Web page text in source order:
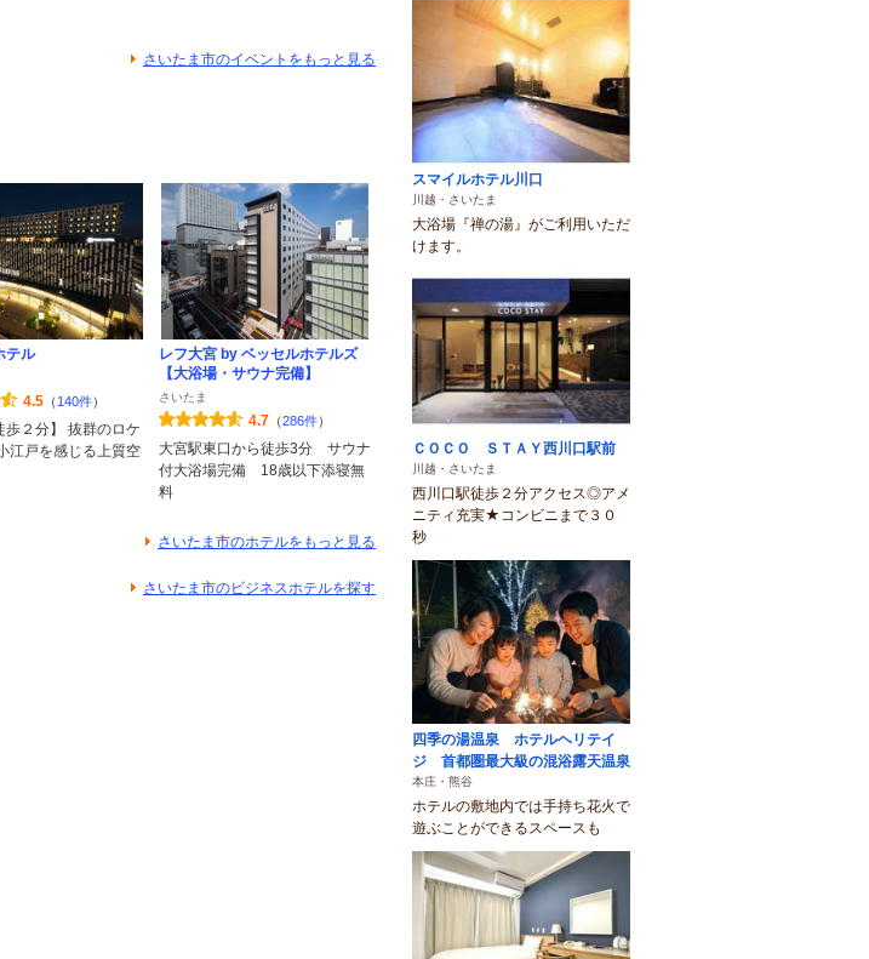
さいたま市のイベントをもっと見る
テル
4.5 （ 140件）
歩２分】 抜群のロケ
江戸を感じる上質空
レフ大宮 by ベッセルホテルズ
【大浴場・サウナ完備】
さいたま
4.7 （286件）
大宮駅東口から徒歩3分 サウナ
付大浴場完備 18歳以下添寝無
料
さいたま市のホテルをもっと見る
さいたま市のビジネスホテルを探す
スマイルホテル川口
川越・さいたま
大浴場『禅の湯』がご利用いただ
けます。
ＣＯＣＯ ＳＴＡＹ西川口駅前
川越・さいたま
西川口駅徒歩２分アクセス◎アメ
ニティ充実★コンビニまで３０
秒
四季の湯温泉 ホテルヘリテイ
ジ 首都圏最大級の混浴露天温泉
本庄・熊谷
ホテルの敷地内では手持ち花火で
遊ぶことができるスペースも